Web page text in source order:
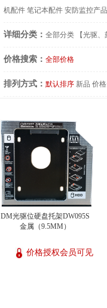
机配件 笔记本配件 安防监控产品
详细分类： 全部分类 【光驱
价格搜索： 全部价格
排列方式： 默认排序 新品 价
DM光驱位硬盘托架DW095S
金属（9.5MM）
价格授权会员可见